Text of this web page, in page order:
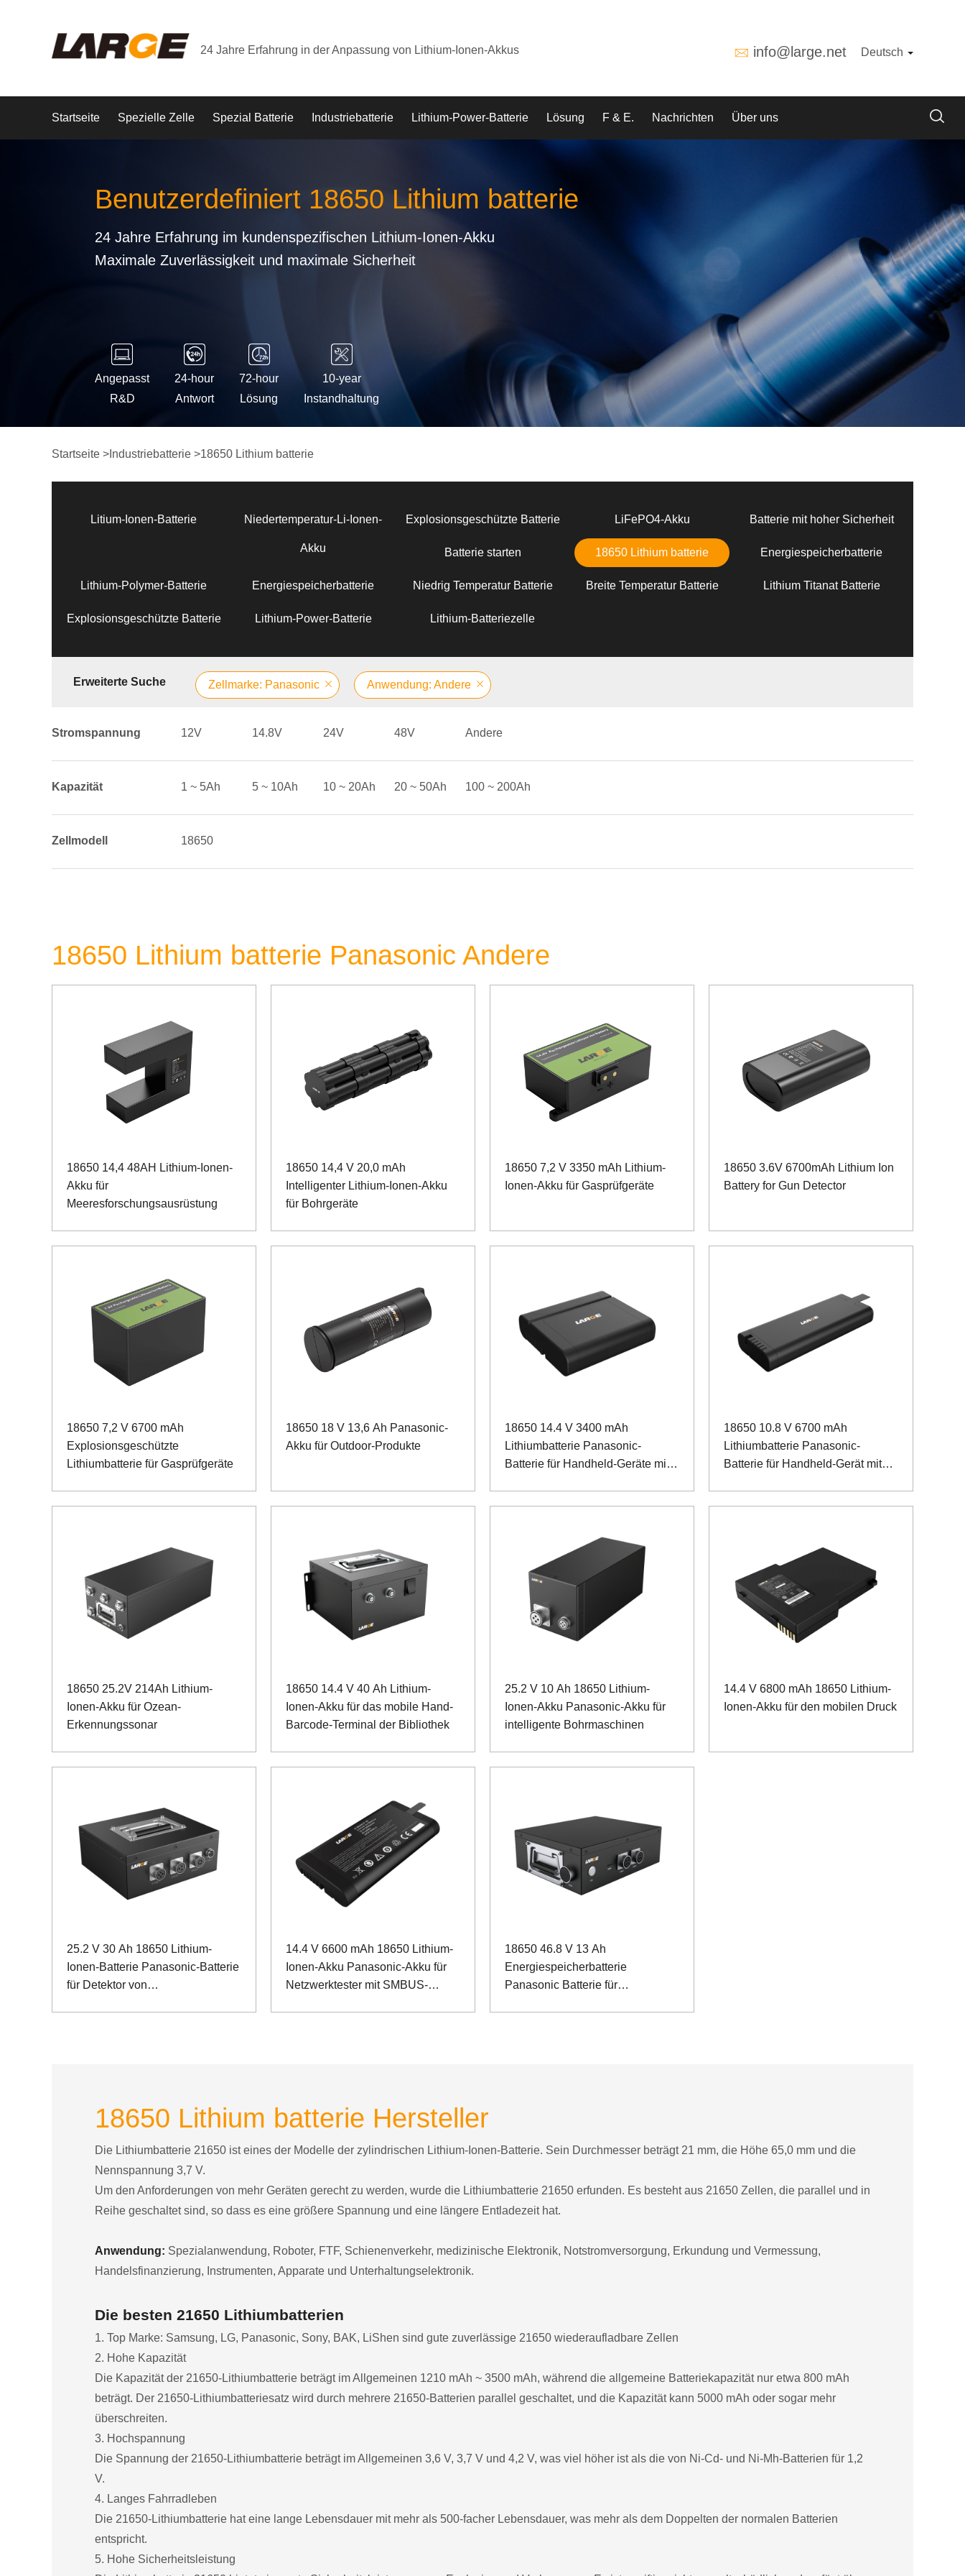
24 Jahre Erfahrung in der Anpassung von Lithium-Ionen-Akkus info@large.net Deutsch
Startseite Spezielle Zelle Spezial Batterie Industriebatterie Lithium-Power-Batterie Lösung F & E. Nachrichten Über uns
Benutzerdefiniert 18650 Lithium batterie
24 Jahre Erfahrung im kundenspezifischen Lithium-Ionen-Akku
Maximale Zuverlässigkeit und maximale Sicherheit
Angepasst
R&D
24-hour
Antwort
72-hour
Lösung
10-year
Instandhaltung
Startseite > Industriebatterie >18650 Lithium batterie
Litium-Ionen-Batterie Niedertemperatur-Li-Ionen-
Akku
Explosionsgeschützte Batterie LiFePO4-Akku Batterie mit hoher Sicherheit
Batterie starten 18650 Lithium batterie Energiespeicherbatterie
Lithium-Polymer-Batterie Energiespeicherbatterie Niedrig Temperatur Batterie Breite Temperatur Batterie Lithium Titanat Batterie
Explosionsgeschützte Batterie Lithium-Power-Batterie Lithium-Batteriezelle
Erweiterte Suche Zellmarke: Panasonic Anwendung: Andere
Stromspannung 12V 14.8V 24V 48V Andere
Kapazität 1 ~ 5Ah 5 ~ 10Ah 10 ~ 20Ah 20 ~ 50Ah 100 ~ 200Ah
Zellmodell 18650
18650 Lithium batterie Panasonic Andere
18650 14,4 48AH Lithium-Ionen-
Akku für
Meeresforschungsausrüstung
18650 14,4 V 20,0 mAh
Intelligenter Lithium-Ionen-Akku
für Bohrgeräte
18650 7,2 V 3350 mAh Lithium-
Ionen-Akku für Gasprüfgeräte
18650 3.6V 6700mAh Lithium Ion
Battery for Gun Detector
18650 7,2 V 6700 mAh
Explosionsgeschützte
Lithiumbatterie für Gasprüfgeräte
18650 18 V 13,6 Ah Panasonic-
Akku für Outdoor-Produkte
18650 14.4 V 3400 mAh
Lithiumbatterie Panasonic-
Batterie für Handheld-Geräte mit
18650 10.8 V 6700 mAh
Lithiumbatterie Panasonic-
Batterie für Handheld-Gerät mit
18650 25.2V 214Ah Lithium-
Ionen-Akku für Ozean-
Erkennungssonar
18650 14.4 V 40 Ah Lithium-
Ionen-Akku für das mobile Hand-
Barcode-Terminal der Bibliothek
25.2 V 10 Ah 18650 Lithium-
Ionen-Akku Panasonic-Akku für
intelligente Bohrmaschinen
14.4 V 6800 mAh 18650 Lithium-
Ionen-Akku für den mobilen Druck
25.2 V 30 Ah 18650 Lithium-
Ionen-Batterie Panasonic-Batterie
für Detektor von
14.4 V 6600 mAh 18650 Lithium-
Ionen-Akku Panasonic-Akku für
Netzwerktester mit SMBUS-
18650 46.8 V 13 Ah
Energiespeicherbatterie
Panasonic Batterie für
18650 Lithium batterie Hersteller
Die Lithiumbatterie 21650 ist eines der Modelle der zylindrischen Lithium-Ionen-Batterie. Sein Durchmesser beträgt 21 mm, die Höhe 65,0 mm und die
Nennspannung 3,7 V.
Um den Anforderungen von mehr Geräten gerecht zu werden, wurde die Lithiumbatterie 21650 erfunden. Es besteht aus 21650 Zellen, die parallel und in
Reihe geschaltet sind, so dass es eine größere Spannung und eine längere Entladezeit hat.
Anwendung: Spezialanwendung, Roboter, FTF, Schienenverkehr, medizinische Elektronik, Notstromversorgung, Erkundung und Vermessung,
Handelsfinanzierung, Instrumenten, Apparate und Unterhaltungselektronik.
Die besten 21650 Lithiumbatterien
1. Top Marke: Samsung, LG, Panasonic, Sony, BAK, LiShen sind gute zuverlässige 21650 wiederaufladbare Zellen
2. Hohe Kapazität
Die Kapazität der 21650-Lithiumbatterie beträgt im Allgemeinen 1210 mAh ~ 3500 mAh, während die allgemeine Batteriekapazität nur etwa 800 mAh
beträgt. Der 21650-Lithiumbatteriesatz wird durch mehrere 21650-Batterien parallel geschaltet, und die Kapazität kann 5000 mAh oder sogar mehr
überschreiten.
3. Hochspannung
Die Spannung der 21650-Lithiumbatterie beträgt im Allgemeinen 3,6 V, 3,7 V und 4,2 V, was viel höher ist als die von Ni-Cd- und Ni-Mh-Batterien für 1,2
V.
4. Langes Fahrradleben
Die 21650-Lithiumbatterie hat eine lange Lebensdauer mit mehr als 500-facher Lebensdauer, was mehr als dem Doppelten der normalen Batterien
entspricht.
5. Hohe Sicherheitsleistung